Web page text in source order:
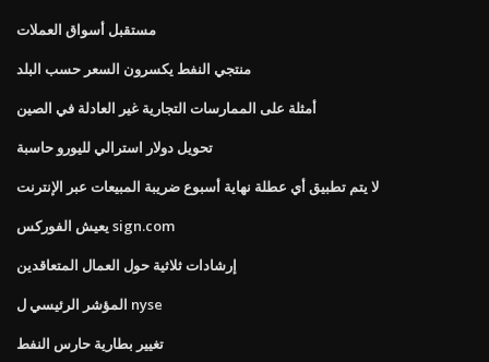
مستقبل أسواق العملات
منتجي النفط يكسرون السعر حسب البلد
أمثلة على الممارسات التجارية غير العادلة في الصين
تحويل دولار استرالي لليورو حاسبة
لا يتم تطبيق أي عطلة نهاية أسبوع ضريبة المبيعات عبر الإنترنت
يعيش الفوركس sign.com
إرشادات ثلاثية حول العمال المتعاقدين
المؤشر الرئيسي ل nyse
تغيير بطارية حارس النفط